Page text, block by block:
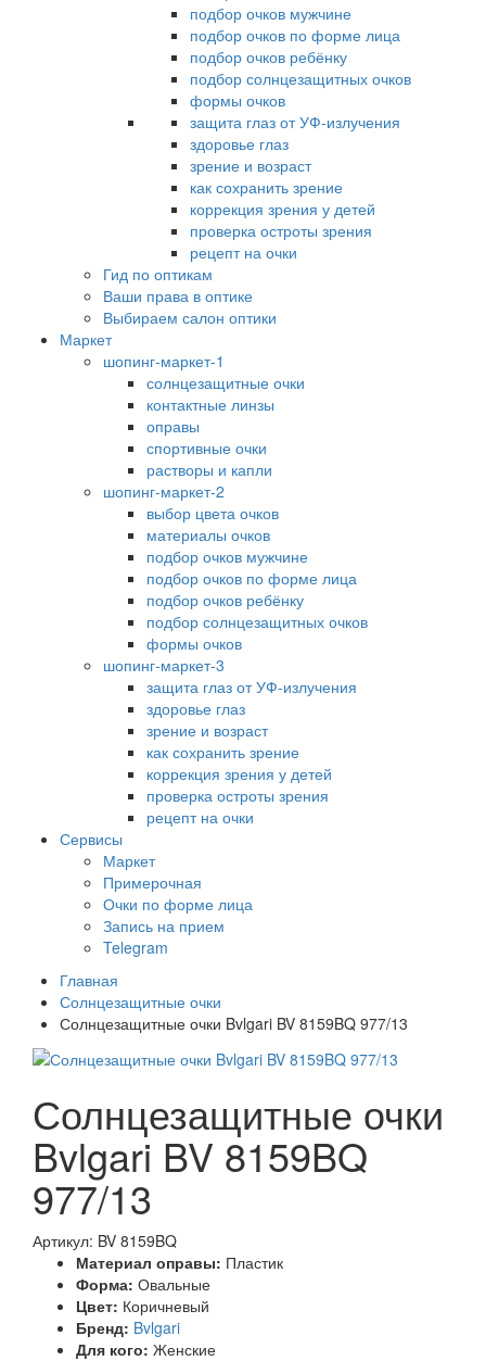
подбор очков мужчине
подбор очков по форме лица
подбор очков ребёнку
подбор солнцезащитных очков
формы очков
защита глаз от УФ-излучения
здоровье глаз
зрение и возраст
как сохранить зрение
коррекция зрения у детей
проверка остроты зрения
рецепт на очки
Гид по оптикам
Ваши права в оптике
Выбираем салон оптики
Маркет
шопинг-маркет-1
солнцезащитные очки
контактные линзы
оправы
спортивные очки
растворы и капли
шопинг-маркет-2
выбор цвета очков
материалы очков
подбор очков мужчине
подбор очков по форме лица
подбор очков ребёнку
подбор солнцезащитных очков
формы очков
шопинг-маркет-3
защита глаз от УФ-излучения
здоровье глаз
зрение и возраст
как сохранить зрение
коррекция зрения у детей
проверка остроты зрения
рецепт на очки
Сервисы
Маркет
Примерочная
Очки по форме лица
Запись на прием
Telegram
Главная
Солнцезащитные очки
Солнцезащитные очки Bvlgari BV 8159BQ 977/13
Солнцезащитные очки
Bvlgari BV 8159BQ
977/13
Артикул: BV 8159BQ
Материал оправы: Пластик
Форма: Овальные
Цвет: Коричневый
Бренд: Bvlgari
Для кого: Женские